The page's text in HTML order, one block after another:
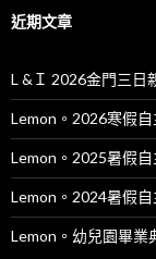
近期文章
L &Ｉ 2026金門三日
Lemon。2026寒假自
Lemon。2025暑假
Lemon。2024暑假自
Lemon。幼兒園畢業